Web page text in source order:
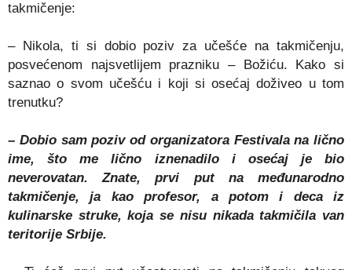
takmičenje:
– Nikola, ti si dobio poziv za učešće na takmičenju,
posvećenom najsvetlijem prazniku – Božiću. Kako si
saznao o svom učešću i koji si osećaj doživeo u tom
trenutku?
– Dobio sam poziv od organizatora Festivala na lično
ime, što me lično iznenadilo i osećaj je bio
neverovatan. Znate, prvi put na međunarodno
takmičenje, ja kao profesor, a potom i deca iz
kulinarske struke, koja se nisu nikada takmičila van
teritorije Srbije.